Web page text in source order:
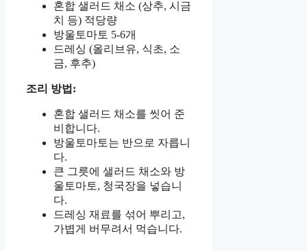
혼합 샐러드 채소 (상추, 시금
치 등) 적당량
방울토마토 5-6개
드레싱 (올리브유, 식초, 소
금, 후추)
조리 방법:
혼합 샐러드 채소를 씻어 준
비합니다.
방울토마토는 반으로 자릅니
다.
큰 그릇에 샐러드 채소와 방
울토마토, 청국장을 넣습니
다.
드레싱 재료를 섞어 뿌리고,
가볍게 버무려서 먹습니다.